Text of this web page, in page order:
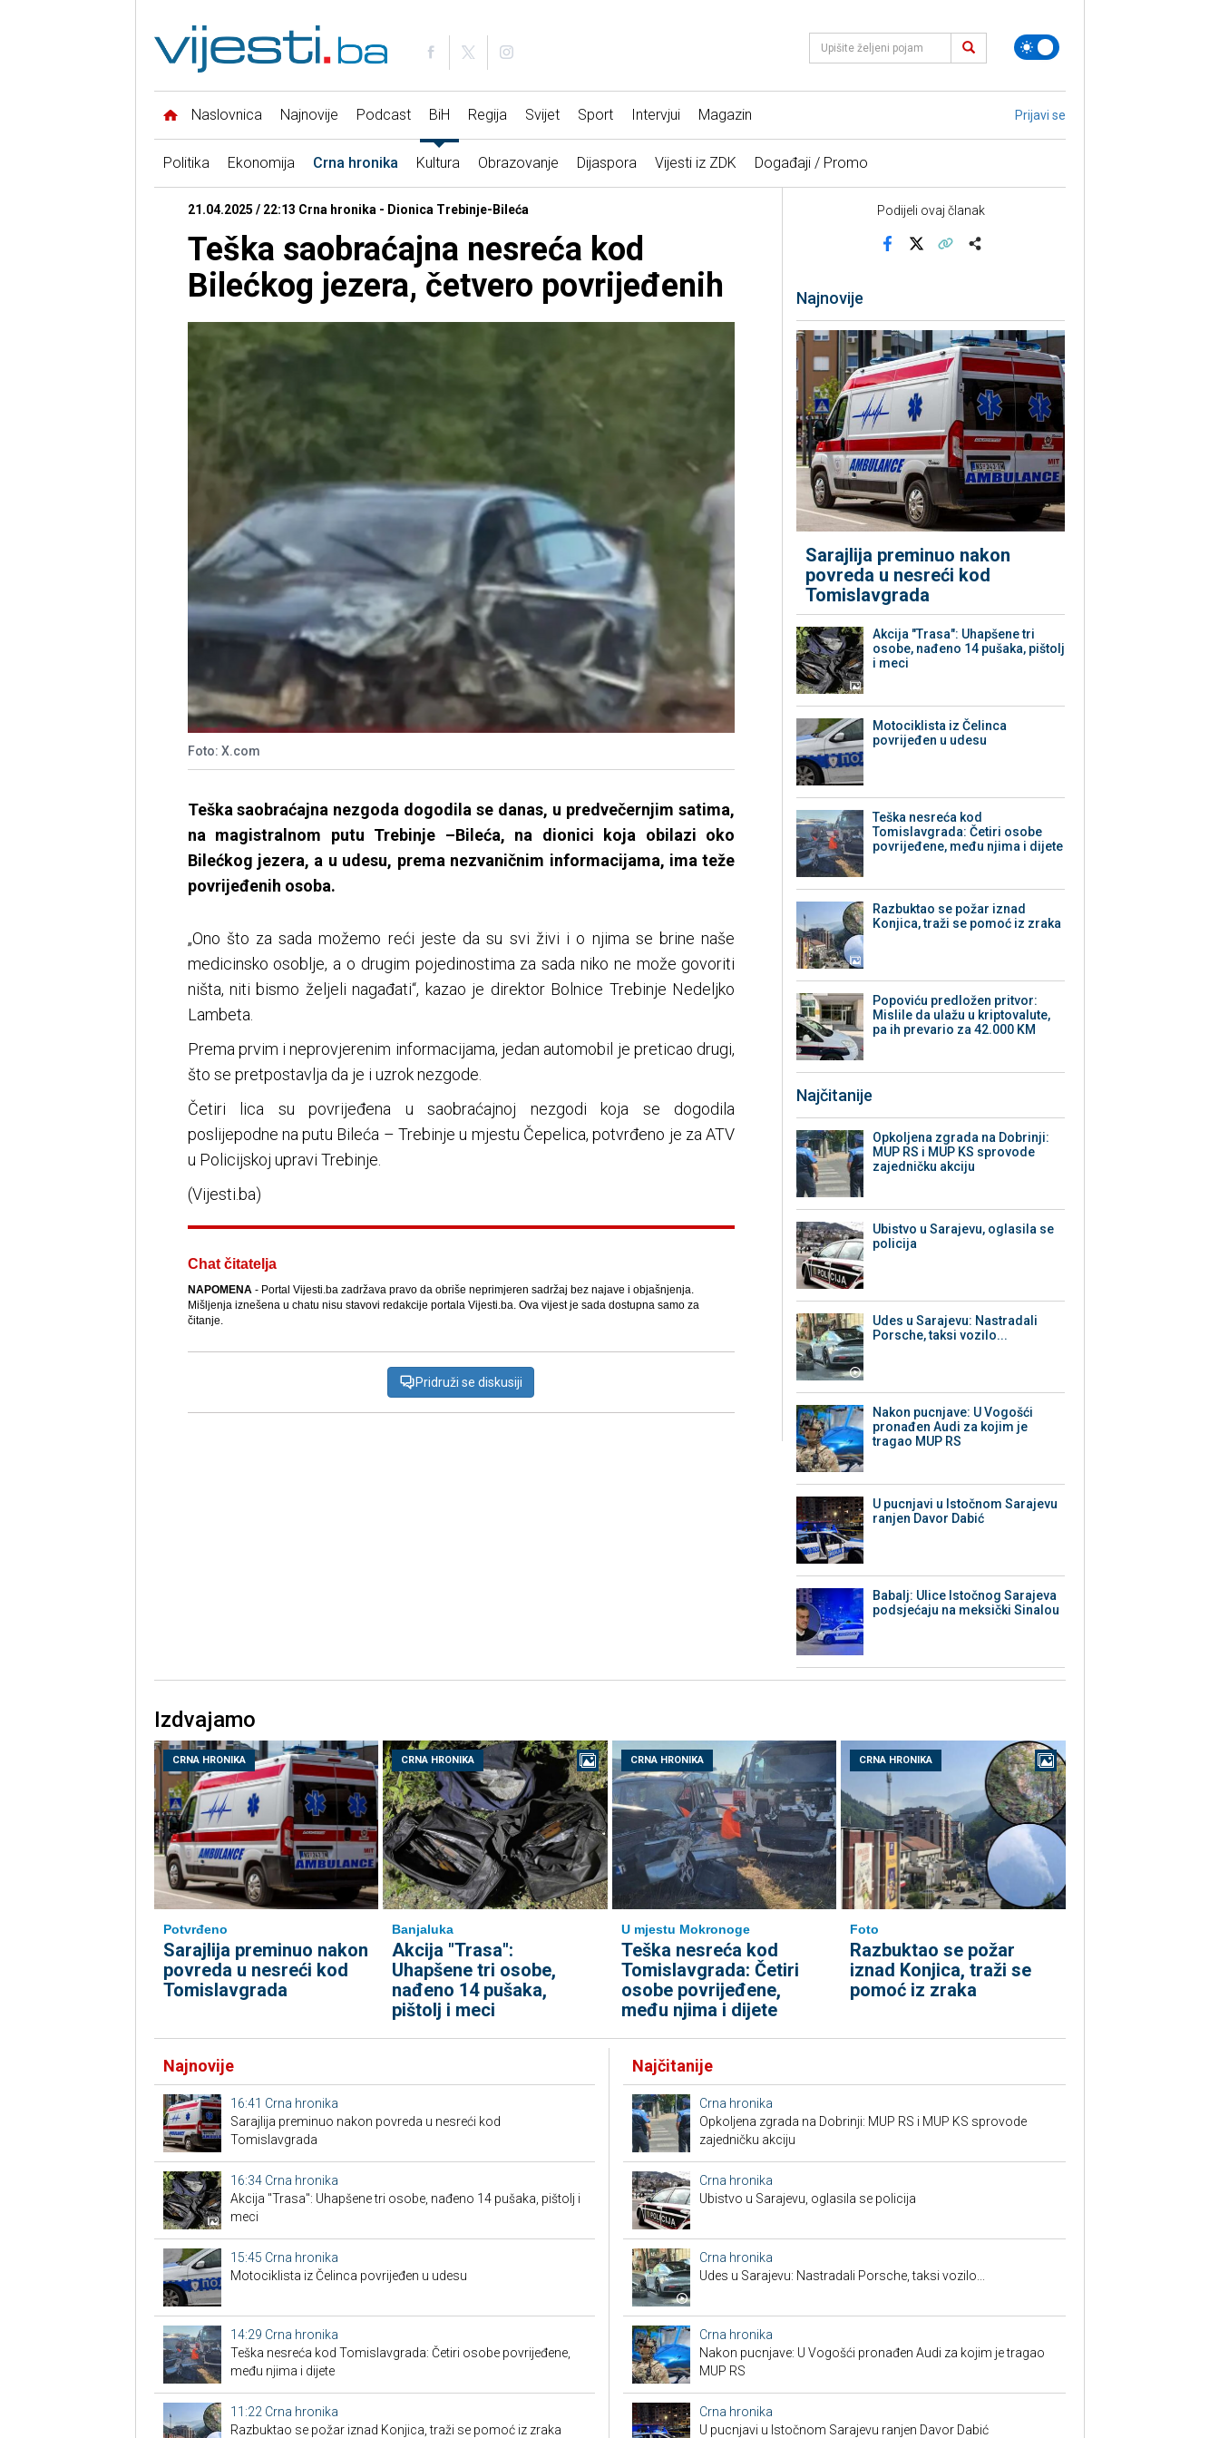
Naslovnica Najnovije Podcast BiH Regija Svijet Sport Intervjui Magazin Prijavi se
Politika Ekonomija Crna hronika Kultura Obrazovanje Dijaspora Vijesti iz ZDK Događaji / Promo
21.04.2025 / 22:13 Crna hronika - Dionica Trebinje-Bileća
Teška saobraćajna nesreća kod
Bilećkog jezera, četvero povrijeđenih
Foto: X.com
Teška saobraćajna nezgoda dogodila se danas, u predvečernjim satima,
na magistralnom putu Trebinje –Bileća, na dionici koja obilazi oko
Bilećkog jezera, a u udesu, prema nezvaničnim informacijama, ima teže
povrijeđenih osoba.
„Ono što za sada možemo reći jeste da su svi živi i o njima se brine naše
medicinsko osoblje, a o drugim pojedinostima za sada niko ne može govoriti
ništa, niti bismo željeli nagađati“, kazao je direktor Bolnice Trebinje Nedeljko
Lambeta.
Prema prvim i neprovjerenim informacijama, jedan automobil je preticao drugi,
što se pretpostavlja da je i uzrok nezgode.
Četiri lica su povrijeđena u saobraćajnoj nezgodi koja se dogodila
poslijepodne na putu Bileća – Trebinje u mjestu Čepelica, potvrđeno je za ATV
u Policijskoj upravi Trebinje.
(Vijesti.ba)
Chat čitatelja
NAPOMENA- Portal Vijesti.ba zadržava pravo da obriše neprimjeren sadržaj bez najave i objašnjenja.
Mišljenja iznešena u chatu nisu stavovi redakcije portala Vijesti.ba. Ova vijest je sada dostupna samo za
čitanje.
Pridruži se diskusiji
Podijeli ovaj članak
Najnovije
Sarajlija preminuo nakon
povreda u nesreći kod
Tomislavgrada
Akcija "Trasa": Uhapšene tri
osobe, nađeno 14 pušaka, pištolj
i meci
Motociklista iz Čelinca
povrijeđen u udesu
Teška nesreća kod
Tomislavgrada: Četiri osobe
povrijeđene, među njima i dijete
Razbuktao se požar iznad
Konjica, traži se pomoć iz zraka
Popoviću predložen pritvor:
Mislile da ulažu u kriptovalute,
pa ih prevario za 42.000 KM
Najčitanije
Opkoljena zgrada na Dobrinji:
MUP RS i MUP KS sprovode
zajedničku akciju
Ubistvo u Sarajevu, oglasila se
policija
Udes u Sarajevu: Nastradali
Porsche, taksi vozilo...
Nakon pucnjave: U Vogošći
pronađen Audi za kojim je
tragao MUP RS
U pucnjavi u Istočnom Sarajevu
ranjen Davor Dabić
Babalj: Ulice Istočnog Sarajeva
podsjećaju na meksički Sinalou
Izdvajamo
CRNA HRONIKA
Potvrđeno
Sarajlija preminuo nakon
povreda u nesreći kod
Tomislavgrada
CRNA HRONIKA
Banjaluka
Akcija "Trasa":
Uhapšene tri osobe,
nađeno 14 pušaka,
pištolj i meci
CRNA HRONIKA
U mjestu Mokronoge
Teška nesreća kod
Tomislavgrada: Četiri
osobe povrijeđene,
među njima i dijete
CRNA HRONIKA
Foto
Razbuktao se požar
iznad Konjica, traži se
pomoć iz zraka
Najnovije
16:41 Crna hronika
Sarajlija preminuo nakon povreda u nesreći kod
Tomislavgrada
16:34 Crna hronika
Akcija "Trasa": Uhapšene tri osobe, nađeno 14 pušaka, pištolj i
meci
15:45 Crna hronika
Motociklista iz Čelinca povrijeđen u udesu
14:29 Crna hronika
Teška nesreća kod Tomislavgrada: Četiri osobe povrijeđene,
među njima i dijete
11:22 Crna hronika
Razbuktao se požar iznad Konjica, traži se pomoć iz zraka
Najčitanije
Crna hronika
Opkoljena zgrada na Dobrinji: MUP RS i MUP KS sprovode
zajedničku akciju
Crna hronika
Ubistvo u Sarajevu, oglasila se policija
Crna hronika
Udes u Sarajevu: Nastradali Porsche, taksi vozilo...
Crna hronika
Nakon pucnjave: U Vogošći pronađen Audi za kojim je tragao
MUP RS
Crna hronika
U pucnjavi u Istočnom Sarajevu ranjen Davor Dabić